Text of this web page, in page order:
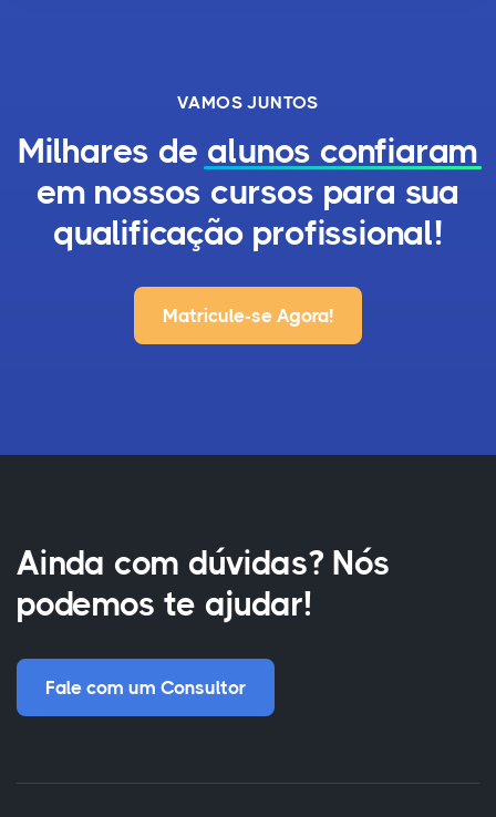
VAMOS JUNTOS
Milhares de alunos confiaram
em nossos cursos para sua
qualificação profissional!
Matricule-se Agora!
Ainda com dúvidas? Nós
podemos te ajudar!
Fale com um Consultor